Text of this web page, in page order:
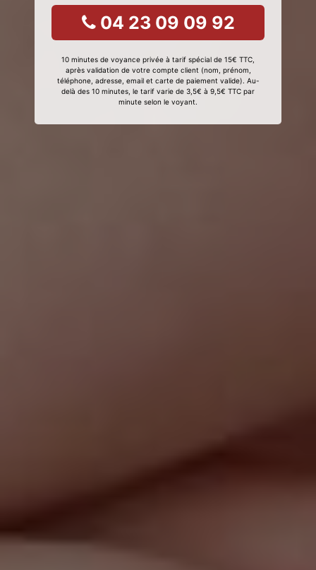
04 23 09 09 92
10 minutes de voyance privée à tarif spécial de 15€ TTC,
après validation de votre compte client (nom, prénom,
téléphone, adresse, email et carte de paiement valide). Au-
delà des 10 minutes, le tarif varie de 3,5€ à 9,5€ TTC par
minute selon le voyant.